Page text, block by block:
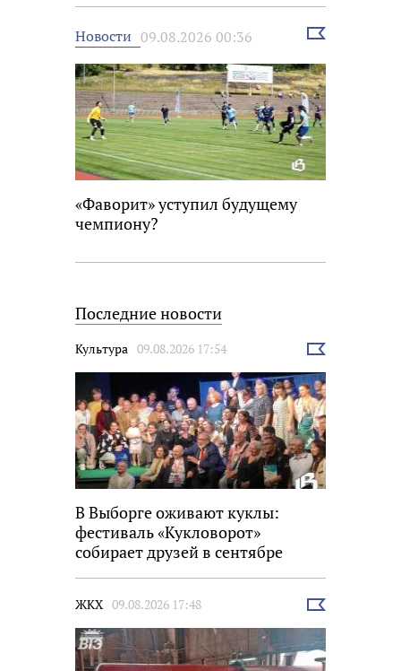
Новости 09.08.2026 00:36
Выбрать
«Фаворит» уступил будущему
чемпиону?
Последние новости
Культура 09.08.2026 17:54
Выбрать
В Выборге оживают куклы:
фестиваль «Кукловорот»
собирает друзей в сентябре
ЖКХ 09.08.2026 17:48
Выбрать